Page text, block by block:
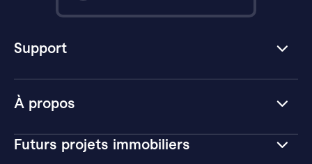
À propos
Futurs projets immobiliers
Support